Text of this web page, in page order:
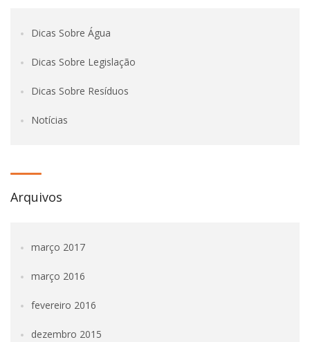
Dicas Sobre Água
Dicas Sobre Legislação
Dicas Sobre Resíduos
Notícias
Arquivos
março 2017
março 2016
fevereiro 2016
dezembro 2015